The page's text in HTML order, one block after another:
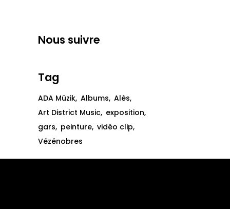
Nous suivre
Tag
ADA Müzik Albums Alès
Art District Music exposition
gars peinture vidéo clip
Vézénobres